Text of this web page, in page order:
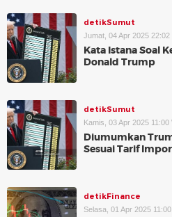
detikSumut
Jumat, 04 Apr 2025 22:02
Kata Istana Soal
Donald Trump
detikSumut
Kamis, 03 Apr 2025 11:00
Diumumkan
Sesuai Tarif
detikFinance
Selasa, 01 Apr 2025